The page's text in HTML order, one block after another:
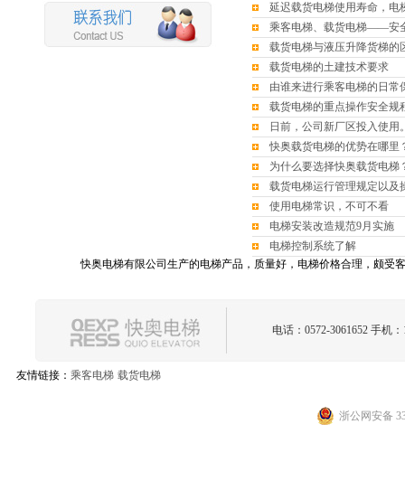
延迟载货电梯使用寿命，电
乘客电梯、载货电梯——安
载货电梯与液压升降货梯的
载货电梯的土建技术要求
由谁来进行乘客电梯的日常
载货电梯的重点操作安全规
日前，公司新厂区投入使用
快奥载货电梯的优势在哪里
为什么要选择快奥载货电梯
载货电梯运行管理规定以及
使用电梯常识，不可不看
电梯安装改造规范9月实施
电梯控制系统了解
快奥电梯有限公司生产的电梯产品，质量好，电梯价格合理，颇受
快奥电梯有限公司生产的电梯产品，质量好，电梯价格合理，颇受
电话：0572-3061652 手机
友情链接： 乘客电梯 载货电梯
浙公网安备